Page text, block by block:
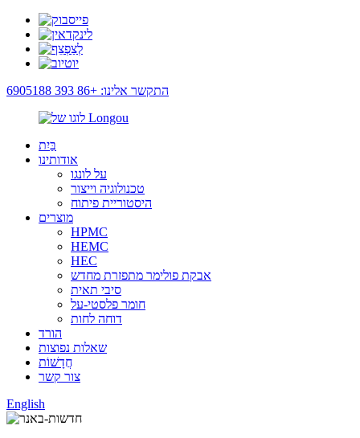
התקשר אלינו: +86 393 6905188
בַּיִת
אודותינו
על לונגו
טכנולוגיה וייצור
היסטוריית פיתוח
מוצרים
HPMC
HEMC
HEC
אבקת פולימר מתפזרת מחדש
סיבי תאית
חומר פלסטי-על
דוחה לחות
הורד
שאלות נפוצות
חֲדָשׁוֹת
צור קשר
English